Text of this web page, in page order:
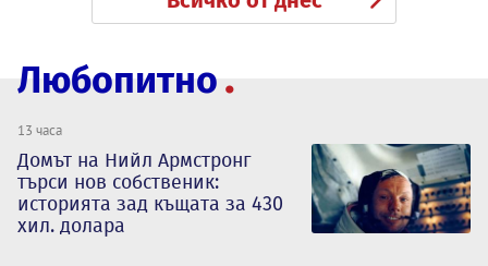
Любопитно
13 часа
Домът на Нийл Армстронг
търси нов собственик:
историята зад къщата за 430
хил. долара